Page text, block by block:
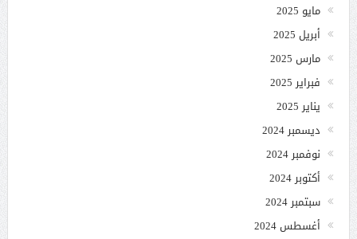
مايو 2025
أبريل 2025
مارس 2025
فبراير 2025
يناير 2025
ديسمبر 2024
نوفمبر 2024
أكتوبر 2024
سبتمبر 2024
أغسطس 2024